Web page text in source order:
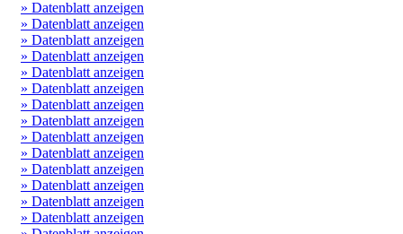
» Datenblatt anzeigen
» Datenblatt anzeigen
» Datenblatt anzeigen
» Datenblatt anzeigen
» Datenblatt anzeigen
» Datenblatt anzeigen
» Datenblatt anzeigen
» Datenblatt anzeigen
» Datenblatt anzeigen
» Datenblatt anzeigen
» Datenblatt anzeigen
» Datenblatt anzeigen
» Datenblatt anzeigen
» Datenblatt anzeigen